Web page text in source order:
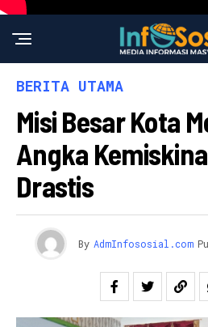
BERITA UTAMA
Misi Besar Kota
Angka
Drastis
By AdmInfososial.com